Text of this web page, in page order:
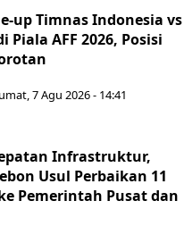
up Timnas Indonesia vs
Piala AFF 2026, Posisi
7 Agu 2026 - 14:41
Infrastruktur,
Usul Perbaikan 11
Pemerintah Pusat dan